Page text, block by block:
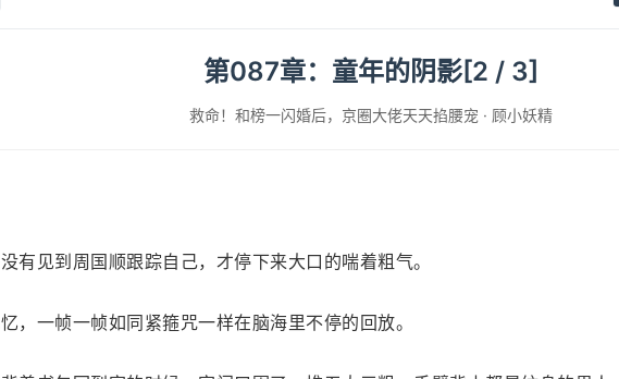
第087章：童年的阴影[2 / 3]
救命！和榜一闪婚后，京圈大佬天天掐腰宠 · 顾小妖精
有见到周国顺跟踪自己，才停下来大口的喘着粗气。
，一帧一帧如同紧箍咒一样在脑海里不停的回放。